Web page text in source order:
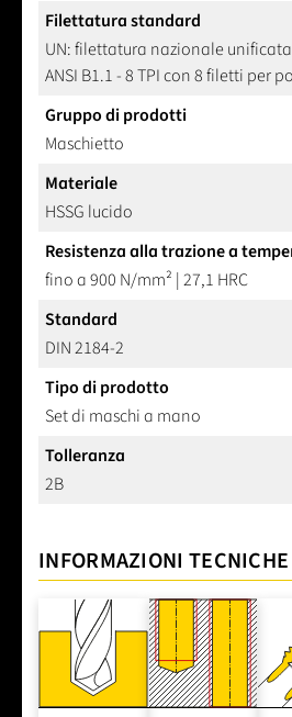
Filettatura standard
UN: filettatura nazionale
ANSI B1.1 - 8 TPI con 8 filetti per
Gruppo di prodotti
Maschietto
Materiale
HSSG lucido
Resistenza alla trazione a
fino a 900 N/mm² | 27,1 HRC
Standard
DIN 2184-2
Tipo di prodotto
Set di maschi a mano
Tolleranza
2B
INFORMAZIONI